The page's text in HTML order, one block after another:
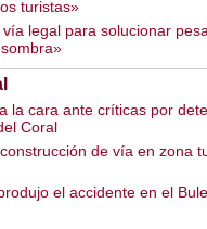
turistas»
legal para solucionar
la cara ante críticas por
Coral
de vía en zona
el accidente en el